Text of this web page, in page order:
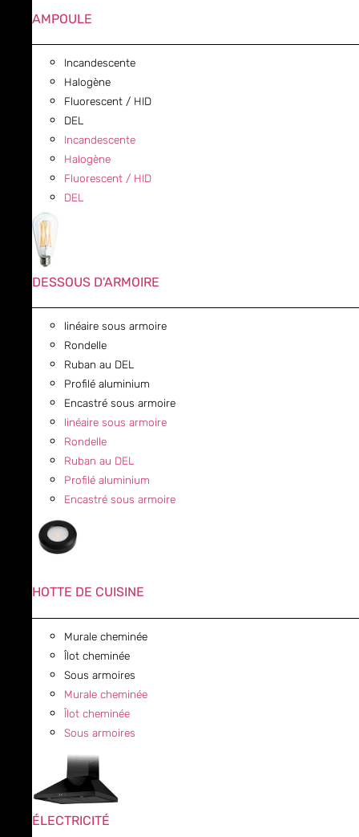
AMPOULE
Incandescente
Halogène
Fluorescent / HID
DEL
Incandescente
Halogène
Fluorescent / HID
DEL
DESSOUS D'ARMOIRE
linéaire sous armoire
Rondelle
Ruban au DEL
Profilé aluminium
Encastré sous armoire
linéaire sous armoire
Rondelle
Ruban au DEL
Profilé aluminium
Encastré sous armoire
HOTTE DE CUISINE
Murale cheminée
Îlot cheminée
Sous armoires
Murale cheminée
Îlot cheminée
Sous armoires
ÉLECTRICITÉ